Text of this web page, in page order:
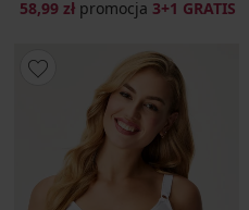
58,99 zł promocja 3+1 GRATIS